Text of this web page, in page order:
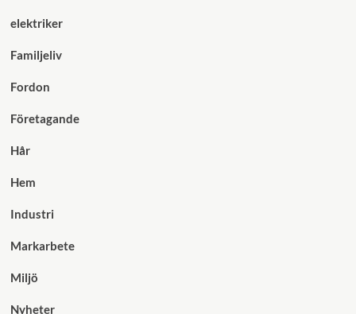
elektriker
Familjeliv
Fordon
Företagande
Hår
Hem
Industri
Markarbete
Miljö
Nyheter